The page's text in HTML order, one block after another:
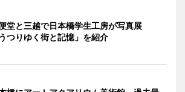
堂と三越で日本橋学生工房が写真展
うつりゆく街と記憶」を紹介